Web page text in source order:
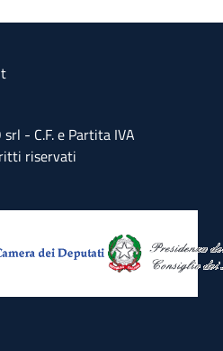
- C.F. e Partita IVA
riservati